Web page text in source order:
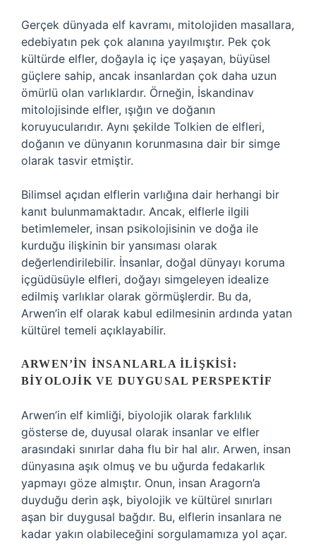
Gerçek dünyada elf kavramı, mitolojiden masallara,
edebiyatın pek çok alanına yayılmıştır. Pek çok
kültürde elfler, doğayla iç içe yaşayan, büyüsel
güçlere sahip, ancak insanlardan çok daha uzun
ömürlü olan varlıklardır. Örneğin, İskandinav
mitolojisinde elfler, ışığın ve doğanın
koruyucularıdır. Aynı şekilde Tolkien de elfleri,
doğanın ve dünyanın korunmasına dair bir simge
olarak tasvir etmiştir.
Bilimsel açıdan elflerin varlığına dair herhangi bir
kanıt bulunmamaktadır. Ancak, elflerle ilgili
betimlemeler, insan psikolojisinin ve doğa ile
kurduğu ilişkinin bir yansıması olarak
değerlendirilebilir. İnsanlar, doğal dünyayı koruma
içgüdüsüyle elfleri, doğayı simgeleyen idealize
edilmiş varlıklar olarak görmüşlerdir. Bu da,
Arwen’in elf olarak kabul edilmesinin ardında yatan
kültürel temeli açıklayabilir.
ARWEN’IN İNSANLARLA İLIŞKISI:
BIYOLOJIK VE DUYGUSAL PERSPEKTIF
Arwen’in elf kimliği, biyolojik olarak farklılık
gösterse de, duyusal olarak insanlar ve elfler
arasındaki sınırlar daha flu bir hal alır. Arwen, insan
dünyasına aşık olmuş ve bu uğurda fedakarlık
yapmayı göze almıştır. Onun, insan Aragorn’a
duyduğu derin aşk, biyolojik ve kültürel sınırları
aşan bir duygusal bağdır. Bu, elflerin insanlara ne
kadar yakın olabileceğini sorgulamamıza yol açar.